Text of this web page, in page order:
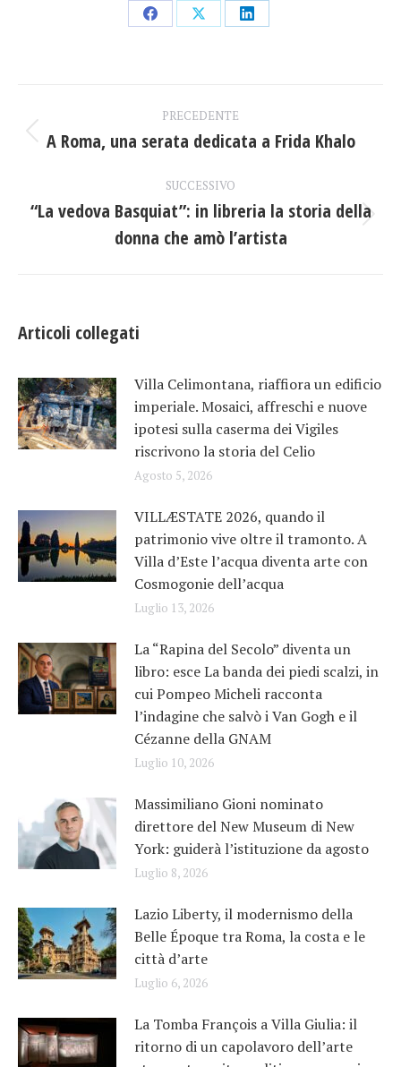
CondividiCondividiCondividi
tra
post
PRECEDENTE
Post
A Roma, una serata dedicata a Frida Khalo
SUCCESSIVO
Prossimo
post:
“La vedova Basquiat”: in libreria la storia della
donna che amò l’artista
Articoli collegati
Villa Celimontana, riaffiora un edificio
imperiale. Mosaici, affreschi e nuove
ipotesi sulla caserma dei Vigiles
riscrivono la storia del Celio
Agosto 5, 2026
VILLÆSTATE 2026, quando il
patrimonio vive oltre il tramonto. A
Villa d’Este l’acqua diventa arte con
Cosmogonie dell’acqua
Luglio 13, 2026
La “Rapina del Secolo” diventa un
libro: esce La banda dei piedi scalzi, in
cui Pompeo Micheli racconta
l’indagine che salvò i Van Gogh e il
Cézanne della GNAM
Luglio 10, 2026
Massimiliano Gioni nominato
direttore del New Museum di New
York: guiderà l’istituzione da agosto
Luglio 8, 2026
Lazio Liberty, il modernismo della
Belle Époque tra Roma, la costa e le
città d’arte
Luglio 6, 2026
La Tomba François a Villa Giulia: il
ritorno di un capolavoro dell’arte